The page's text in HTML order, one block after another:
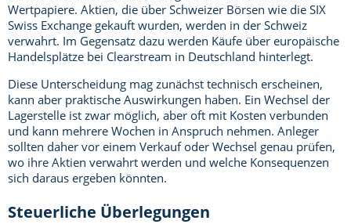
Wertpapiere. Aktien, die über Schweizer Börsen wie die SIX
Swiss Exchange gekauft wurden, werden in der Schweiz
verwahrt. Im Gegensatz dazu werden Käufe über europäische
Handelsplätze bei Clearstream in Deutschland hinterlegt.
Diese Unterscheidung mag zunächst technisch erscheinen,
kann aber praktische Auswirkungen haben. Ein Wechsel der
Lagerstelle ist zwar möglich, aber oft mit Kosten verbunden
und kann mehrere Wochen in Anspruch nehmen. Anleger
sollten daher vor einem Verkauf oder Wechsel genau prüfen,
wo ihre Aktien verwahrt werden und welche Konsequenzen
sich daraus ergeben könnten.
Steuerliche Überlegungen